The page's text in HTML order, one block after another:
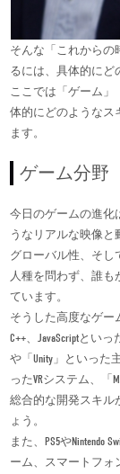
そんな「これからの
るには、具体的にど
ここでは「ゲーム」
体的にどのようなス
ます。
ゲーム分野
今日のゲームの進化
うなリアルな映像
グローバル性、そし
人種を問わず、誰
ています。
そうした高度なゲー
C++、JavaScriptとい
や「Unity」といった
ったVRシステム、「
総合的な開発スキル
ょう。
また、PS5やNintendo
ーム、スマートフォ